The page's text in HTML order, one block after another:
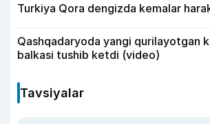
Turkiya Qora dengizda kemalar
Qashqadaryoda yangi qurilayotgan
balkasi tushib ketdi (video)
Tavsiyalar